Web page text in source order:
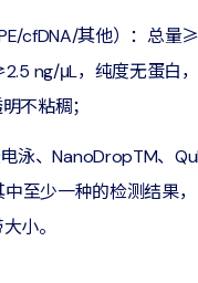
cfDNA/其他）：总量
ng/μL，纯度无蛋白
不粘稠；
泳、NanoDropTM、
至少一种的检测结果
小。